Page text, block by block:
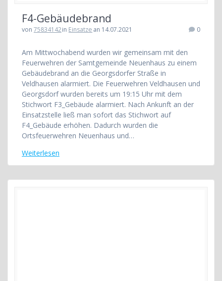
F4-Gebäudebrand
von 75834142in Einsatze an 14.07.2021 0
Am Mittwochabend wurden wir gemeinsam mit den
Feuerwehren der Samtgemeinde Neuenhaus zu einem
Gebäudebrand an die Georgsdorfer Straße in
Veldhausen alarmiert. Die Feuerwehren Veldhausen und
Georgsdorf wurden bereits um 19:15 Uhr mit dem
Stichwort F3_Gebäude alarmiert. Nach Ankunft an der
Einsatzstelle ließ man sofort das Stichwort auf
F4_Gebäude erhöhen. Dadurch wurden die
Ortsfeuerwehren Neuenhaus und…
Weiterlesen